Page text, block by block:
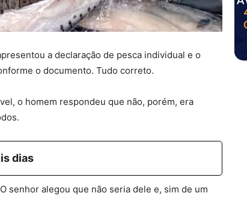
a declaração de pesca individual e o
o documento. Tudo correto.
o homem respondeu que não, porém, era
dias
senhor alegou que não seria dele e, sim de um